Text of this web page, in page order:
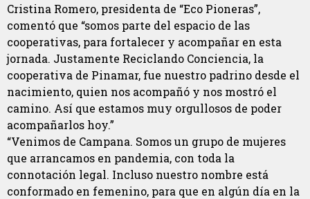
Cristina Romero, presidenta de “Eco Pioneras”,
comentó que “somos parte del espacio de las
cooperativas, para fortalecer y acompañar en esta
jornada. Justamente Reciclando Conciencia, la
cooperativa de Pinamar, fue nuestro padrino desde el
nacimiento, quien nos acompañó y nos mostró el
camino. Así que estamos muy orgullosos de poder
acompañarlos hoy.”
“Venimos de Campana. Somos un grupo de mujeres
que arrancamos en pandemia, con toda la
connotación legal. Incluso nuestro nombre está
conformado en femenino, para que en algún día en la